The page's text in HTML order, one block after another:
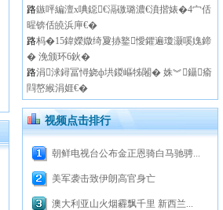
路鏃呯編澶х唺鐚€滆礉璐濃€濆揩婊�4宀佸
暒锛佸皢浜庘€�
路杩�15鍏嬫媺绮夐捇鐜懓鑺遍瓊灏嗘媿鍗
� 浼颁环6鈥�
路涓浗鐞冨憳娆ф垬鍐嶇牬闂� 姝︾鑷瘉
閰嶅緱涓娾€�
视频点击排行
朝鲜电视台公布金正恩骑白马驰骋...
美军袭击致伊朗高官身亡
澳大利亚山火烟霾飘千里 新西兰...